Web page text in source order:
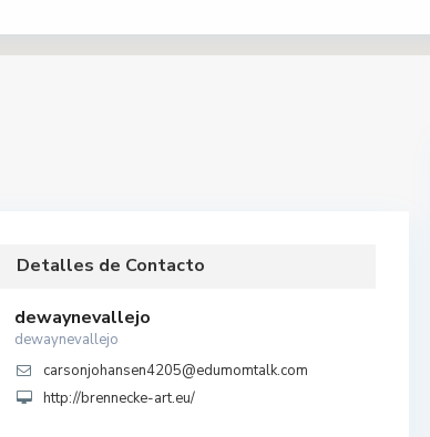
Detalles de Contacto
dewaynevallejo
dewaynevallejo
carsonjohansen4205@edumomtalk.com
http://brennecke-art.eu/